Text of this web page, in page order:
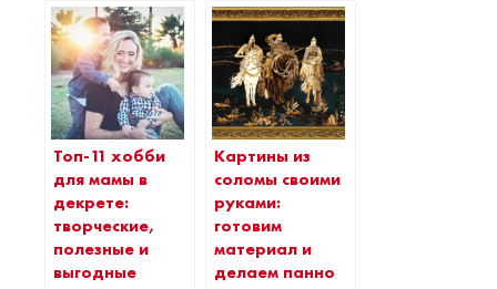
Топ-11 хобби
для мамы в
декрете:
творческие,
полезные и
выгодные
Картины из
соломы своими
руками:
готовим
материал и
делаем панно